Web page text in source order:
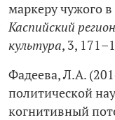
маркеру чужого
Каспийский
культура, 3,
Фадеева, Л.А.
политической
когнитивный